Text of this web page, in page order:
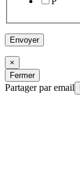
Envoyer
×
Fermer
Partager par email